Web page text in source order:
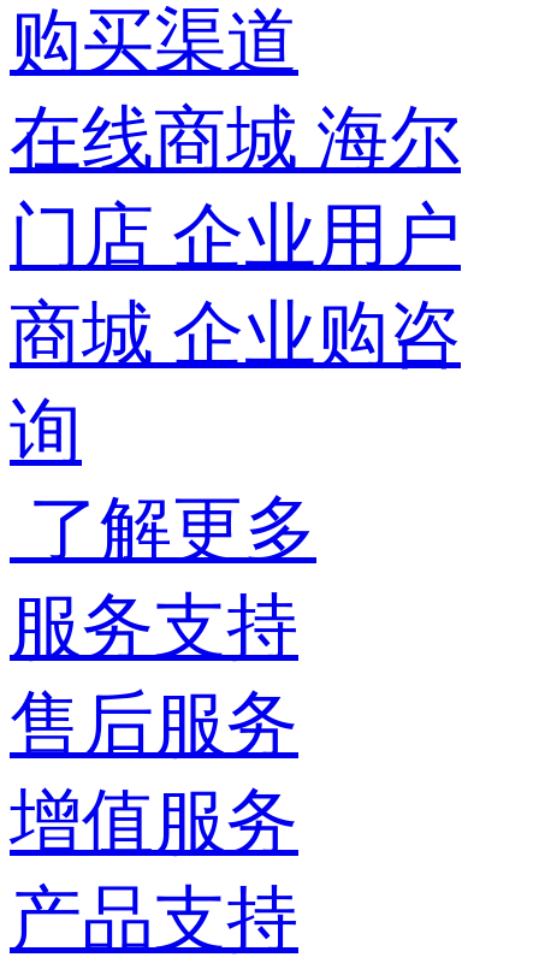
购买渠道
在线商城 海尔
门店 企业用户
商城 企业购咨
询
了解更多
服务支持
售后服务
增值服务
产品支持